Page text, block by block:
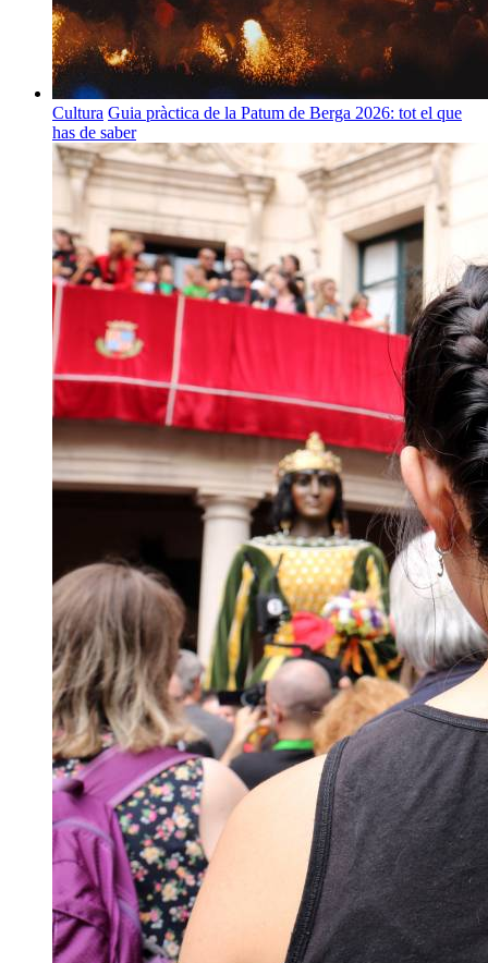
Cultura Guia pràctica de la Patum de Berga 2026: tot el que
has de saber